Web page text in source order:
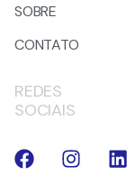
SOBRE
CONTATO
REDES
SOCIAIS